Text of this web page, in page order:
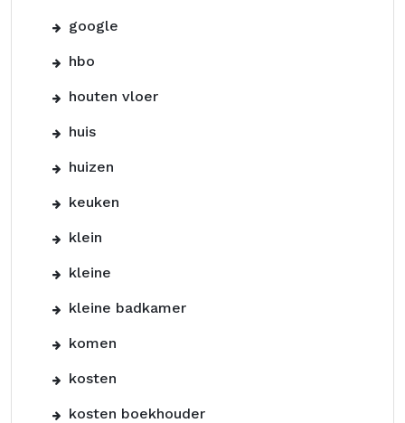
google
hbo
houten vloer
huis
huizen
keuken
klein
kleine
kleine badkamer
komen
kosten
kosten boekhouder